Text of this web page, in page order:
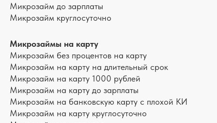
Микрозайм до зарплаты
Микрозайм круглосуточно
Микрозаймы на карту
Микрозайм без процентов на карту
Микрозайм на карту на длительный срок
Микрозайм на карту 1000 рублей
Микрозайм на карту до зарплаты
Микрозайм на банковскую карту с плохой КИ
Микрозайм на карту круглосуточно